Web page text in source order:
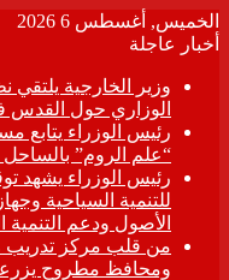
الخميس, أغسطس 6 2026
أخبار عاجلة
وزير الخارجية
الوزاري حول
رئيس الوزراء يتابع
“علم الروم”
رئيس الوزراء يشهد
للتنمية السياحية
الأصول ودعم التنمية
ومحافظ مطروح